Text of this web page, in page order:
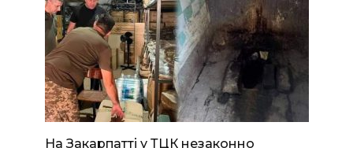
На Закарпатті у ТЦК незаконно